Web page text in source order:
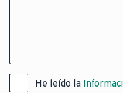
He leído la